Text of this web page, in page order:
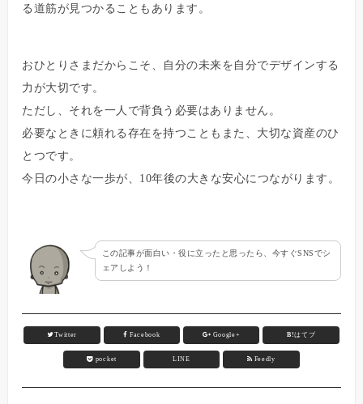
る道筋が見つかることもあります。
おひとりさまだからこそ、自分の未来を自分でデザインする
力が大切です。
ただし、それを一人で背負う必要はありません。
必要なときに頼れる存在を持つこともまた、大切な資産のひ
とつです。
今日の小さな一歩が、10年後の大きな安心につながります。
この記事が面白い・役に立ったと思ったら、今すぐSNSでシ
ェアしよう！
Twitter Facebook Google+ B!はてブ
pocket LINE Feedly